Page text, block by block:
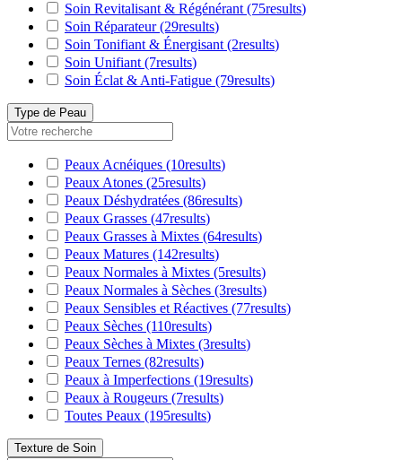
Soin Revitalisant & Régénérant (75results)
Soin Réparateur(29results)
Soin Tonifiant & Énergisant (2results)
Soin Unifiant (7results)
Soin Éclat & Anti-Fatigue (79results)
Type de Peau
Peaux Acnéiques (10results)
Peaux Atones (25results)
Peaux Déshydratées (86results)
Peaux Grasses (47results)
Peaux Grasses à Mixtes (64results)
Peaux Matures (142results)
Peaux Normales à Mixtes (5results)
Peaux Normales à Sèches (3results)
Peaux Sensibles et Réactives (77results)
Peaux Sèches (110results)
Peaux Sèches à Mixtes (3results)
Peaux Ternes (82results)
Peaux à Imperfections (19results)
Peaux à Rougeurs (7results)
Toutes Peaux (195results)
Texture de Soin